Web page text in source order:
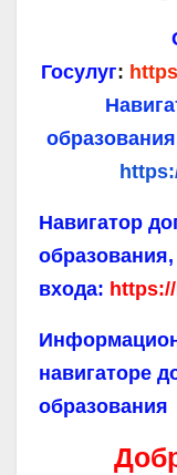
Госулуг:
Навигатор
входа:
навигаторе
образования